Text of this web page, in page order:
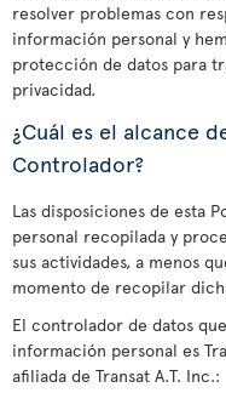
resolver problemas con
información personal y
protección de datos para
privacidad.
¿Cuál es el alcance
Controlador?
Las disposiciones de esta
personal recopilada y
sus actividades, a menos
momento de recopilar
El controlador de datos
información personal es
afiliada de Transat A.T. Inc.: